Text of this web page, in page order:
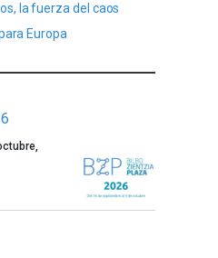
la fuerza del caos
Europa